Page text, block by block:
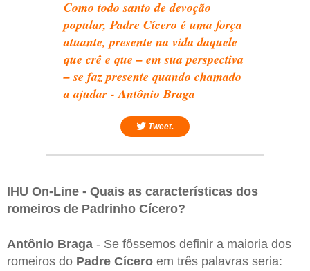
Como todo santo de devoção
popular, Padre Cícero é uma força
atuante, presente na vida daquele
que crê e que – em sua perspectiva
– se faz presente quando chamado
a ajudar - Antônio Braga
Tweet.
IHU On-Line - Quais as características dos
romeiros de Padrinho Cícero?
Antônio Braga - Se fôssemos definir a maioria dos
romeiros do Padre Cícero em três palavras seria: